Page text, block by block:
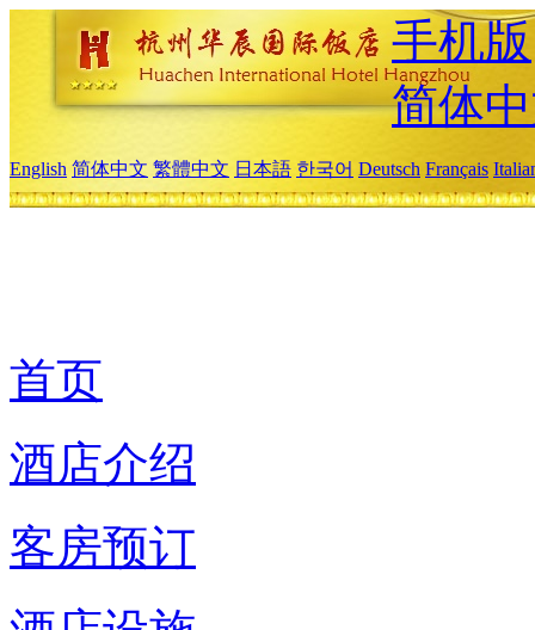
手机版
简体
English 简体中文 繁體中文 日本語 한국어 Deutsch Français
首页
酒店介绍
客房预订